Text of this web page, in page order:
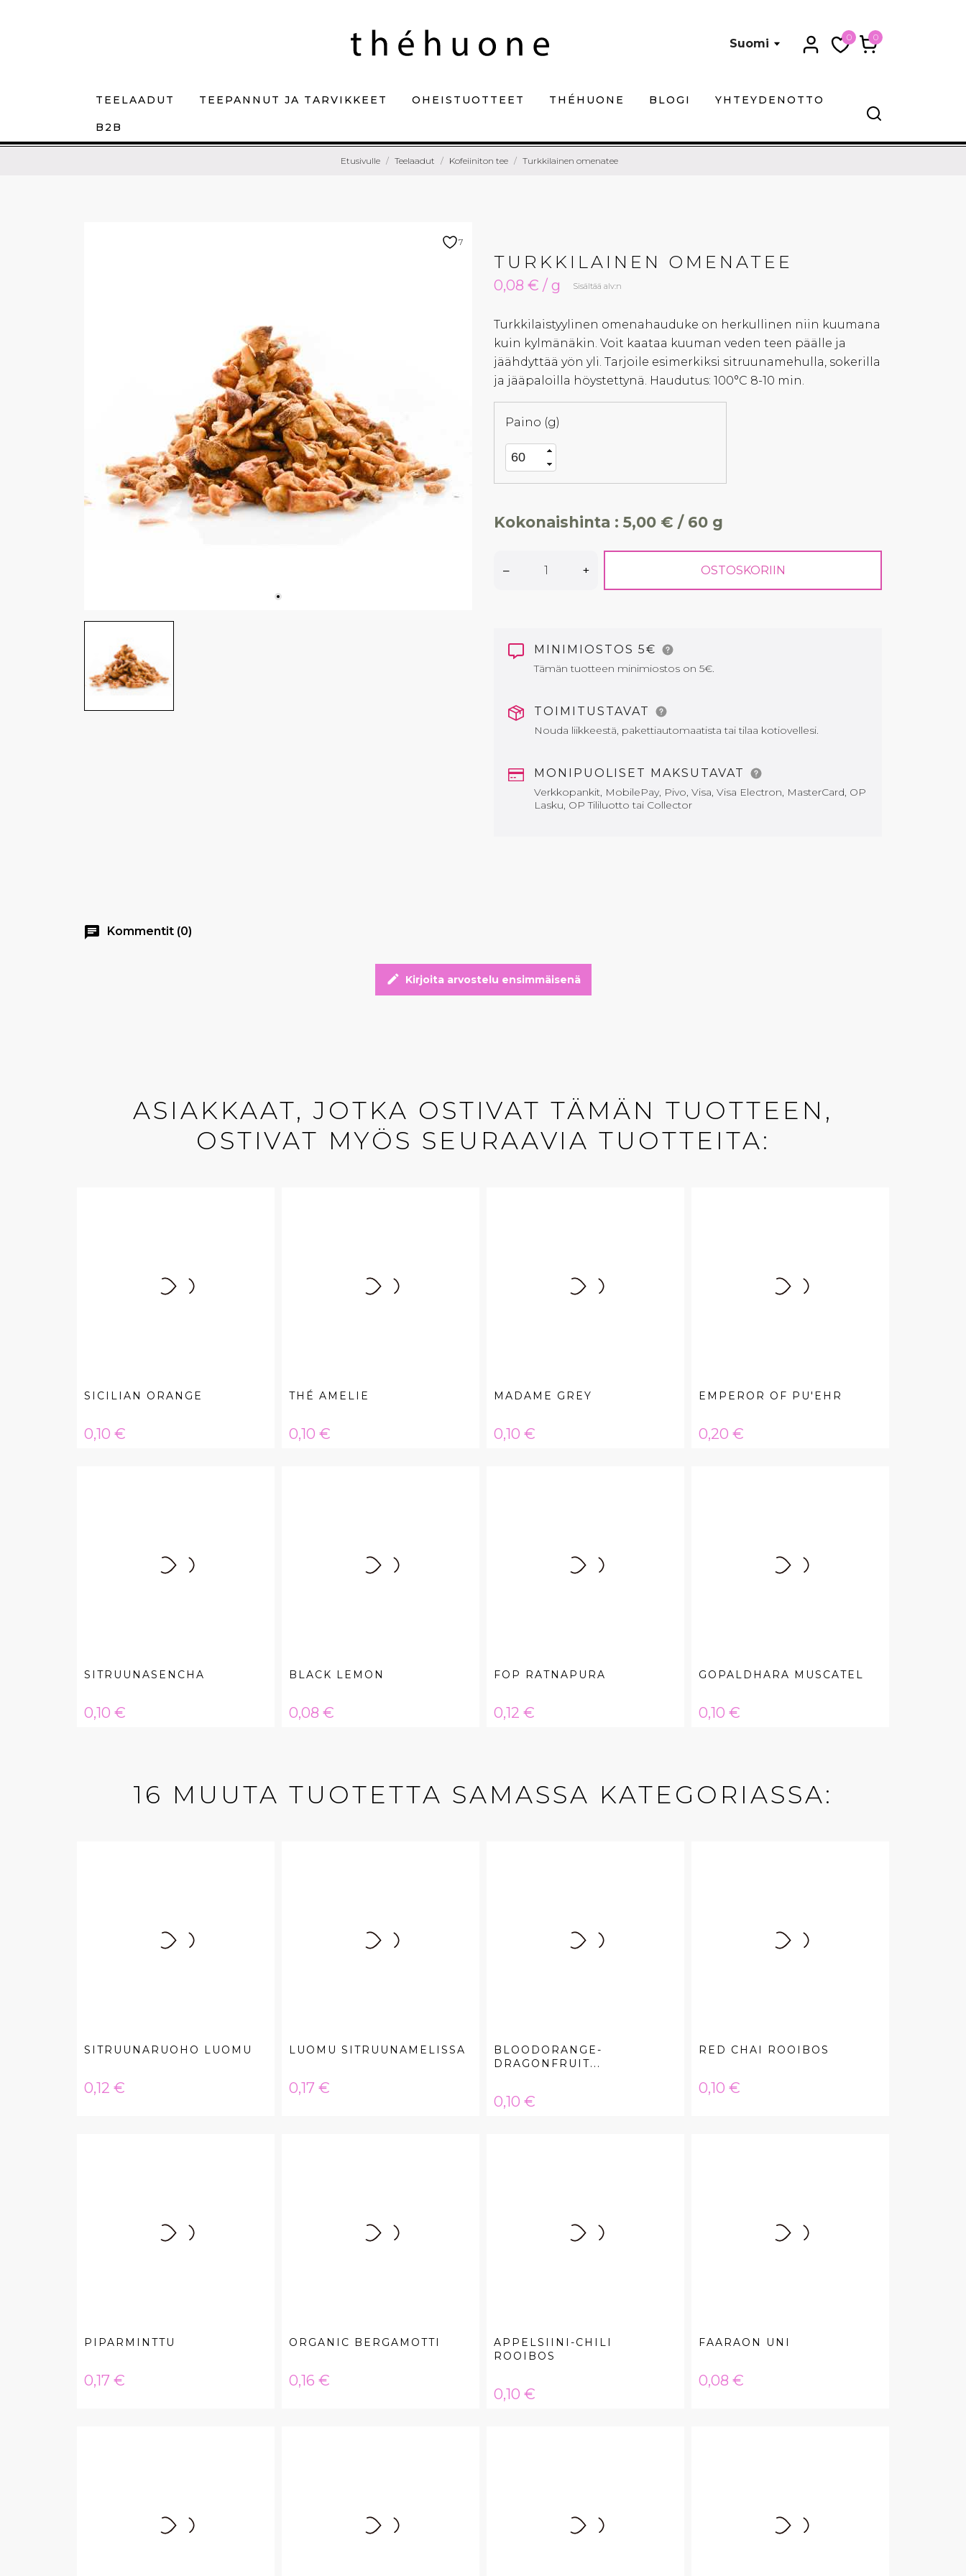
Suomi 0 0
TEELAADUT TEEPANNUT JA TARVIKKEET OHEISTUOTTEET THÉHUONE BLOGI YHTEYDENOTTO
B2B
Etusivulle Teelaadut Kofeiiniton tee Turkkilainen omenatee
7
TURKKILAINEN OMENATEE
0,08 € / g Sisältää alv:n
Turkkilaistyylinen omenahauduke on herkullinen niin kuumana
kuin kylmänäkin. Voit kaataa kuuman veden teen päälle ja
jäähdyttää yön yli. Tarjoile esimerkiksi sitruunamehulla, sokerilla
ja jääpaloilla höystettynä. Haudutus: 100°C 8-10 min.
Paino (g)
Kokonaishinta : 5,00 € / 60 g
– + OSTOSKORIIN
MINIMIOSTOS 5€
Tämän tuotteen minimiostos on 5€.
TOIMITUSTAVAT
Nouda liikkeestä, pakettiautomaatista tai tilaa kotiovellesi.
MONIPUOLISET MAKSUTAVAT
Verkkopankit, MobilePay, Pivo, Visa, Visa Electron, MasterCard, OP
Lasku, OP Tililuotto tai Collector
chat Kommentit (0)
edit Kirjoita arvostelu ensimmäisenä
ASIAKKAAT, JOTKA OSTIVAT TÄMÄN TUOTTEEN,
OSTIVAT MYÖS SEURAAVIA TUOTTEITA:
SICILIAN ORANGE
Hinta
0,10 €
THÉ AMELIE
Hinta
0,10 €
MADAME GREY
Hinta
0,10 €
EMPEROR OF PU'EHR
Hinta
0,20 €
SITRUUNASENCHA
Hinta
0,10 €
BLACK LEMON
Hinta
0,08 €
FOP RATNAPURA
Hinta
0,12 €
GOPALDHARA MUSCATEL
Hinta
0,10 €
16 MUUTA TUOTETTA SAMASSA KATEGORIASSA:
SITRUUNARUOHO LUOMU
Hinta
0,12 €
LUOMU SITRUUNAMELISSA
Hinta
0,17 €
BLOODORANGE-
DRAGONFRUIT...
Hinta
0,10 €
RED CHAI ROOIBOS
Hinta
0,10 €
PIPARMINTTU
Hinta
0,17 €
ORGANIC BERGAMOTTI
Hinta
0,16 €
APPELSIINI-CHILI
ROOIBOS
Hinta
0,10 €
FAARAON UNI
Hinta
0,08 €